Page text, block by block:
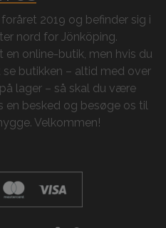
2019 og befinder sig i
nord for Jönköping.
online-butik, men hvis du
butikken – altid med over
lager – så skal du være
en besked og besøge os til
Velkommen!